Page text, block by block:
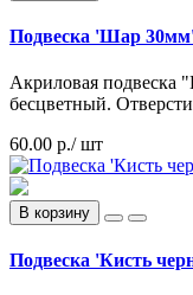
Подвеска 'Шар
Акриловая подвеска
бесцветный.
60.00 р./ шт
В корзину
Подвеска 'Кисть